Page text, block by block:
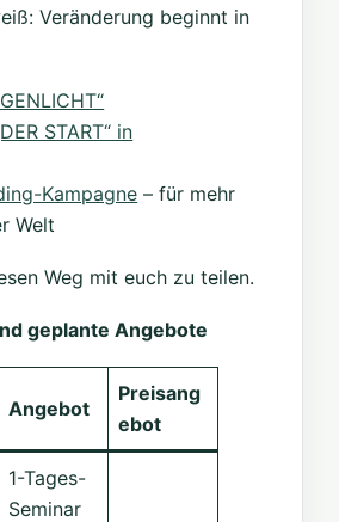
Veränderung beginnt in
START“ in
Kampagne – für mehr
Welt
Weg mit euch zu teilen.
geplante Angebote
Angebot
Preisang
ebot
1-Tages-
Seminar